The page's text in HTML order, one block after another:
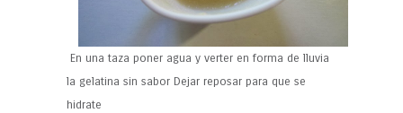
En una taza poner agua y verter en forma de lluvia
la gelatina sin sabor Dejar reposar para que se
hidrate